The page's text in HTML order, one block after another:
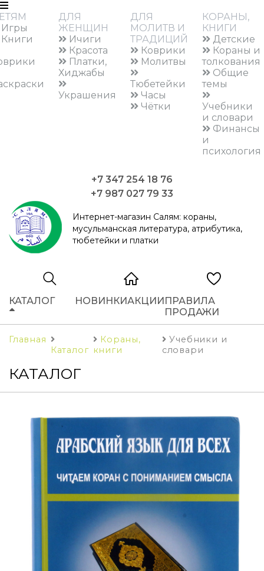
ДЛЯ
ЖЕНЩИН
Ичиги
Красота
Платки,
Хиджабы
Украшения
ДЛЯ
МОЛИТВ И
ТРАДИЦИЙ
Коврики
Молитвы
Тюбетейки
Часы
Чётки
КОРАНЫ,
КНИГИ
Детские
Кораны и
толкования
Общие
темы
Учебники
и словари
Финансы
и
психология
+7 347 254 18 76
+7 987 027 79 33
Интернет-магазин Салям: кораны,
мусульманская литература, атрибутика,
тюбетейки и платки
КАТАЛОГ НОВИНКИАКЦИИПРАВИЛА
ПРОДАЖИ
Главная
Каталог
Кораны,
книги
Учебники и
словари
КАТАЛОГ